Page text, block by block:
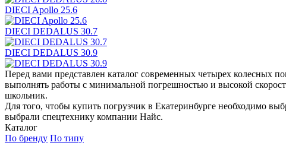
DIECI Apollo 25.6
DIECI DEDALUS 30.7
DIECI DEDALUS 30.9
Перед вами представлен каталог современных четырех колесных
выполнять работы с минимальной погрешностью и высокой
школьник.
Для того, чтобы купить погрузчик в Екатеринбурге необходимо
выбрали спецтехнику компании Найс.
Каталог
По бренду По типу